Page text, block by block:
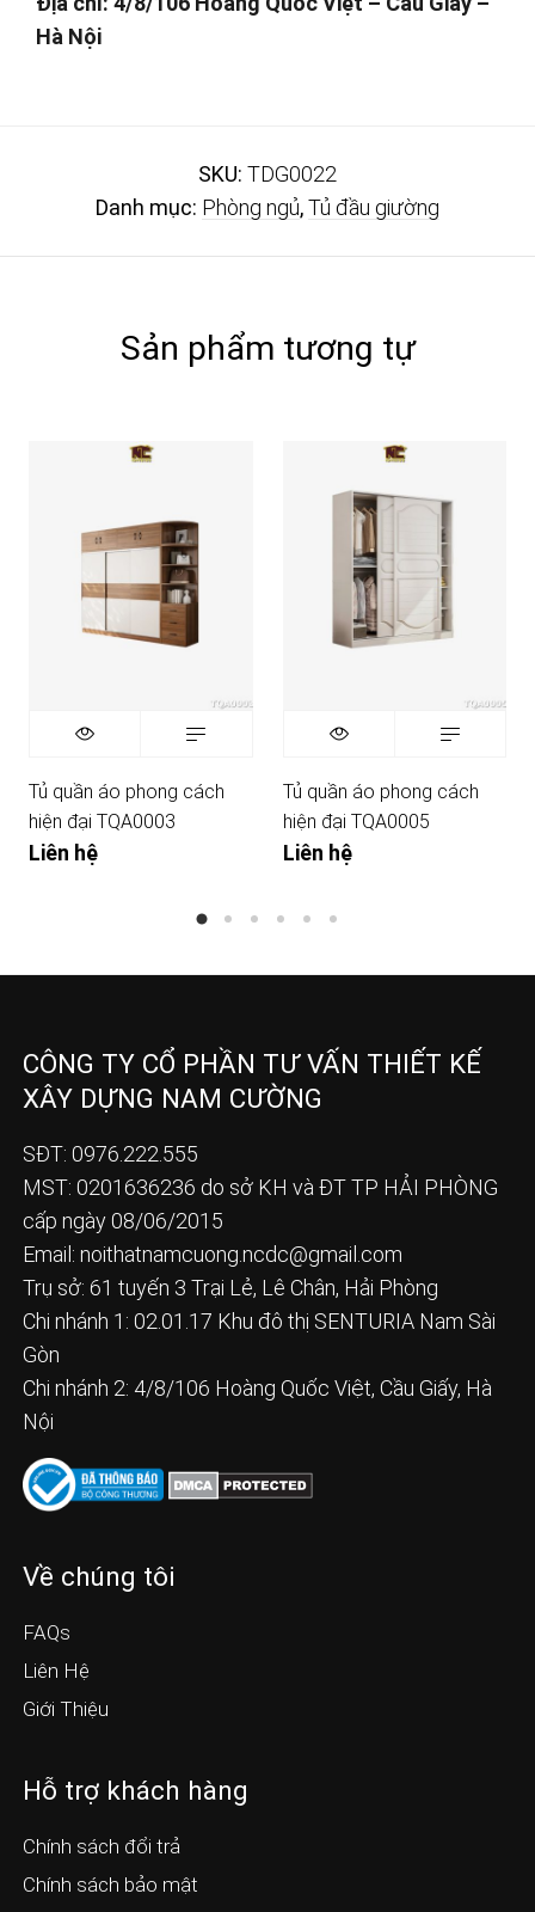
Hà Nội
SKU: TDG0022
Danh mục: Phòng ngủ,Tủ đầu giường
Sản phẩm tương tự
Tủ quần áo phong cách
hiện đại TQA0003
Liên hệ
Tủ quần áo phong cách
hiện đại TQA0005
Liên hệ
CÔNG TY CỔ PHẦN TƯ VẤN THIẾT KẾ
XÂY DỰNG NAM CƯỜNG
SĐT: 0976.222.555
MST: 0201636236 do sở KH và ĐT TP HẢI PHÒNG
cấp ngày 08/06/2015
Email: noithatnamcuong.ncdc@gmail.com
Trụ sở: 61 tuyến 3 Trại Lẻ, Lê Chân, Hải Phòng
Chi nhánh 1: 02.01.17 Khu đô thị SENTURIA Nam Sài
Gòn
Chi nhánh 2: 4/8/106 Hoàng Quốc Việt, Cầu Giấy, Hà
Nội
Về chúng tôi
FAQs
Liên Hệ
Giới Thiệu
Hỗ trợ khách hàng
Chính sách đổi trả
Chính sách bảo mật